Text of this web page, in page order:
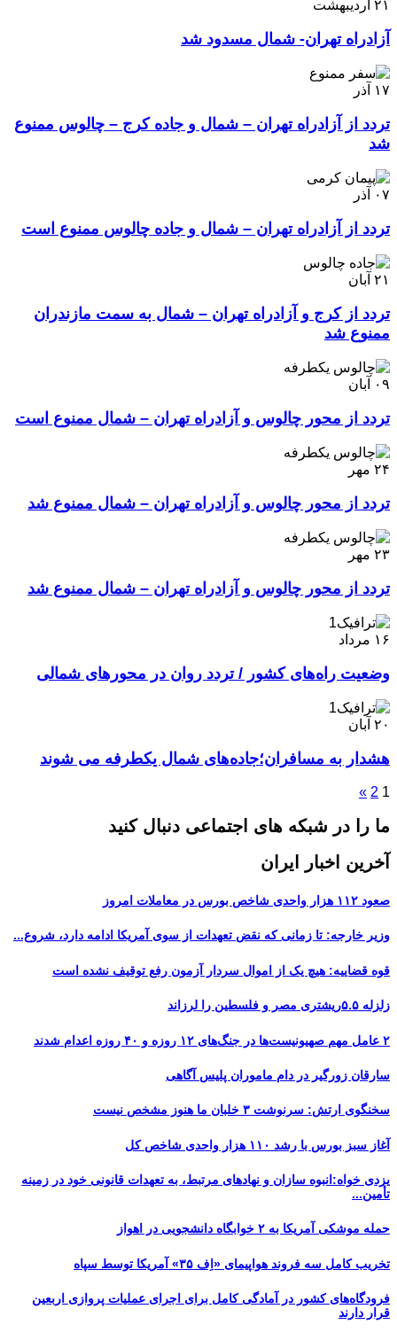
۲۱ اردیبهشت
آزادراه تهران- شمال مسدود شد
۱۷ آذر
تردد از آزادراه تهران – شمال و جاده کرج – چالوس ممنوع
شد
۰۷ آذر
تردد از آزادراه تهران – شمال و جاده چالوس ممنوع است
۲۱ آبان
تردد از کرج و آزادراه تهران – شمال به سمت مازندران
ممنوع شد
۰۹ آبان
تردد از محور چالوس و آزادراه تهران – شمال ممنوع است
۲۴ مهر
تردد از محور چالوس و آزادراه تهران – شمال ممنوع شد
۲۳ مهر
تردد از محور چالوس و آزادراه تهران – شمال ممنوع شد
۱۶ مرداد
وضعیت راه‌های کشور / تردد روان در محورهای شمالی
۲۰ آبان
هشدار به مسافران؛جاده‌های شمال یکطرفه می شوند
1
2
»
ما را در شبکه های اجتماعی دنبال کنید
آخرین اخبار ایران
صعود ۱۱۲ هزار واحدی شاخص بورس در معاملات امروز
وزیر خارجه: تا زمانی که نقض تعهدات از سوی آمریکا ادامه دارد، شروع...
قوه قضاییه: هیچ یک از اموال سردار آزمون رفع توقیف نشده است
زلزله ۵.۵ریشتری مصر و فلسطین را لرزاند
۲ عامل مهم صهیونیست‌ها در جنگ‌های ۱۲ روزه و ۴۰ روزه اعدام شدند
سارقان زورگیر در دام ماموران پلیس آگاهی
سخنگوی ارتش: سرنوشت ۳ خلبان ما هنوز مشخص نیست
آغاز سبز بورس با رشد ۱۱۰ هزار واحدی شاخص کل
یزدی خواه:انبوه سازان و نهادهای مرتبط، به تعهدات قانونی خود در زمینه
تأمین...
حمله موشکی آمریکا به ۲ خوابگاه دانشجویی در اهواز
تخریب کامل سه فروند هواپیمای «اِف ۳۵» آمریکا توسط سپاه
فرودگاه‌های کشور در آمادگی کامل برای اجرای عملیات پروازی اربعین
قرار دارند